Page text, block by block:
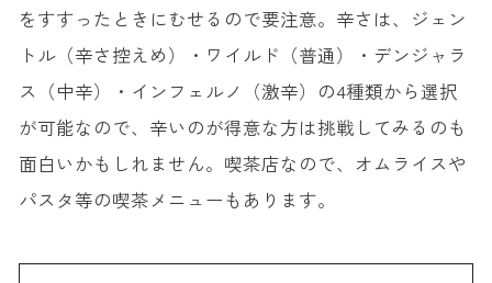
をすすったときにむせるので要注意。辛さは、ジェン
トル（辛さ控えめ）・ワイルド（普通）・デンジャラ
ス（中辛）・インフェルノ（激辛）の4種類から選択
が可能なので、辛いのが得意な方は挑戦してみるのも
面白いかもしれません。喫茶店なので、オムライスや
パスタ等の喫茶メニューもあります。